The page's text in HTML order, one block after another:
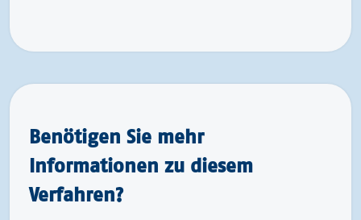
Benötigen Sie mehr
Informationen zu diesem
Verfahren?